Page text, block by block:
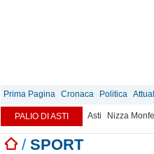
Prima Pagina Cronaca Politica
PALIO DI ASTI Asti Nizza
/ SPORT